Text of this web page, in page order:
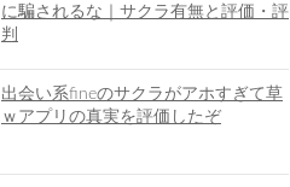
に騙されるな｜サクラ有無と評価・評
判
出会い系fineのサクラがアホすぎて草
ｗアプリの真実を評価したぞ